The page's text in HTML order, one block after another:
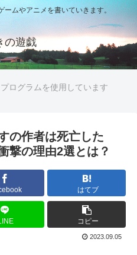
ームやアニメを書いていきます。
の遊戯
ログラムを使用しています
の作者は死亡した
撃の理由2選とは？
はてブ
コピー
2023.09.05